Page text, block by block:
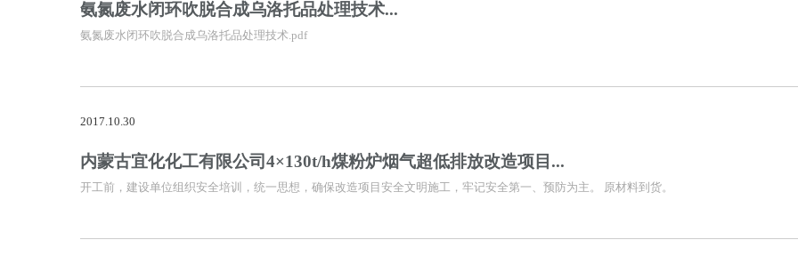
氨氮废水闭环吹脱合成乌洛托品处理技术...
氨氮废水闭环吹脱合成乌洛托品处理技术.pdf
2017.10.30
内蒙古宜化化工有限公司4×130t/h煤粉炉烟气超低排放改造项目...
开工前，建设单位组织安全培训，统一思想，确保改造项目安全文明施工，牢记安全第一、预防为主。 原材料到货。